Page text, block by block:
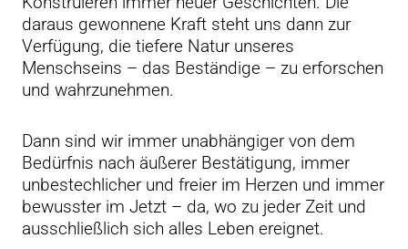
daraus gewonnene Kraft steht uns dann zur
Verfügung, die tiefere Natur unseres
Menschseins – das Beständige – zu erforschen
und wahrzunehmen.
Dann sind wir immer unabhängiger von dem
Bedürfnis nach äußerer Bestätigung, immer
unbestechlicher und freier im Herzen und immer
bewusster im Jetzt – da, wo zu jeder Zeit und
ausschließlich sich alles Leben ereignet.